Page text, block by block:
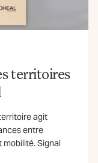
territoires
agit
entre
Signal